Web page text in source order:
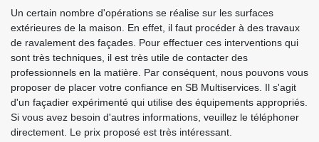
Un certain nombre d'opérations se réalise sur les surfaces
extérieures de la maison. En effet, il faut procéder à des travaux
de ravalement des façades. Pour effectuer ces interventions qui
sont très techniques, il est très utile de contacter des
professionnels en la matière. Par conséquent, nous pouvons vous
proposer de placer votre confiance en SB Multiservices. Il s'agit
d'un façadier expérimenté qui utilise des équipements appropriés.
Si vous avez besoin d'autres informations, veuillez le téléphoner
directement. Le prix proposé est très intéressant.